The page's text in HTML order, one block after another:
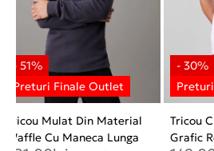
Tricou Mulat Din Material
Waffle Cu Maneca Lunga
Tricou
Grafic